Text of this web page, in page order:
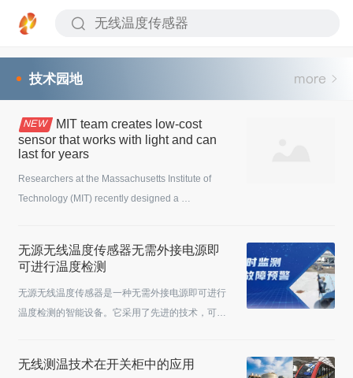
技术园地
MIT team creates low-cost
sensor that works with light and can
last for years
Researchers at the Massachusetts Institute of
Technology (MIT) recently designed a
battery needs to b...
无源无线温度传感器无需外接电源即
可进行温度检测
无源无线温度传感器是一种无需外接电源即可进行
温度检测的智能设备。它采用了先进的技术，可以
辐射原理来测量温度。当物体的温度发生变化时，
无线测温技术在开关柜中的应用